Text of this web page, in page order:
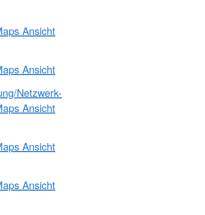
Ansicht
Ansicht
Netzwerk-
Ansicht
Ansicht
Ansicht